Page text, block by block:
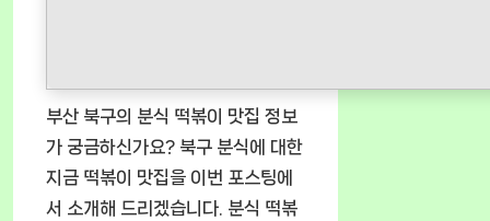
부산 북구의 분식 떡볶이 맛집 정보
가 궁금하신가요? 북구 분식에 대한
지금 떡볶이 맛집을 이번 포스팅에
서 소개해 드리겠습니다. 분식 떡볶